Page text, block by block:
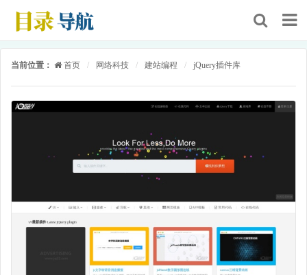
当前位置： 首页 / 网络科技 / 建站编程 / jQuery插件库